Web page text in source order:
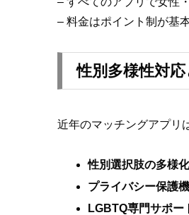
– 料金はポイント制が基
性別多様性対
近年のマッチングアプリ
性別選択肢の多様
プライバシー保護
LGBTQ専門サポー